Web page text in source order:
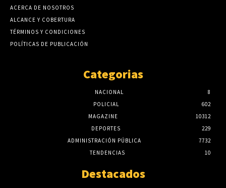
ACERCA DE NOSOTROS
ALCANCE Y COBERTURA
TÉRMINOS Y CONDICIONES
POLÍTICAS DE PUBLICACIÓN
Categorias
NACIONAL
8
POLICIAL
602
MAGAZINE
10312
DEPORTES
229
ADMINISTRACIÓN PÚBLICA
7732
TENDENCIAS
10
Destacados